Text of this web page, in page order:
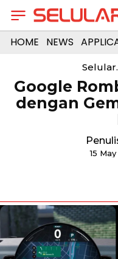
HOME NEWS
Google
dengan
15